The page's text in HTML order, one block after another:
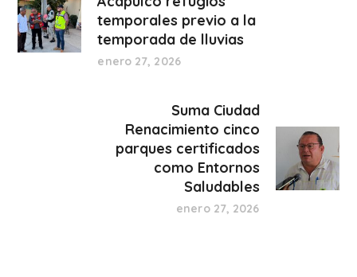
temporales previo a la
temporada de lluvias
enero 27, 2026
Suma Ciudad
Renacimiento cinco
parques certificados
como Entornos
Saludables
enero 27, 2026